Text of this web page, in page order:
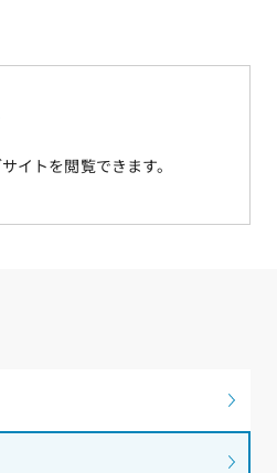
イトを閲覧できます。